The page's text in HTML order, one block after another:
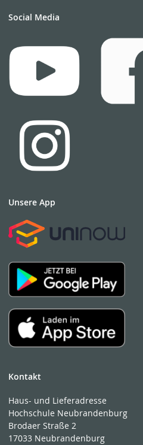
Social Media
Unsere App
Kontakt
Haus- und Lieferadresse
Hochschule Neubrandenburg
Brodaer Straße 2
17033 Neubrandenburg